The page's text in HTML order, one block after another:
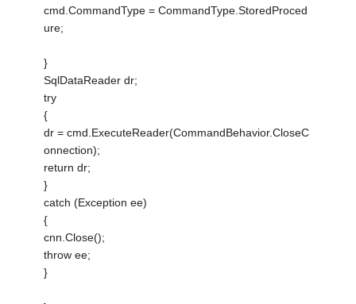
cmd.CommandType = CommandType.StoredProced
ure;
}
SqlDataReader dr;
try
{
dr = cmd.ExecuteReader(CommandBehavior.CloseC
onnection);
return dr;
}
catch (Exception ee)
{
cnn.Close();
throw ee;
}